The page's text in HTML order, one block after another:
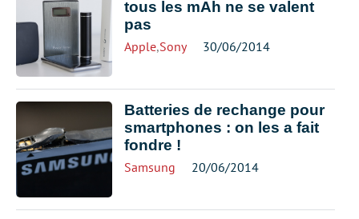
tous les mAh ne se valent
pas
Apple,Sony 30/06/2014
Batteries de rechange pour
smartphones : on les a fait
fondre !
Samsung 20/06/2014